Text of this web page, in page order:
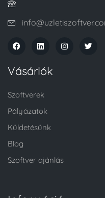
Vásárlók
Szoftverek
Pályázatok
Küldetésünk
Blog
Szoftver ajánlás